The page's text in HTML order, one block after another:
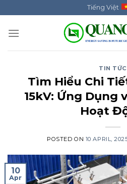
to
content
Tiếng Việt
TIN TỨC
Tìm Hiểu Chi
15kV: Ứng Dụng
Hoạt
POSTED ON 10 APRIL,
10
Apr